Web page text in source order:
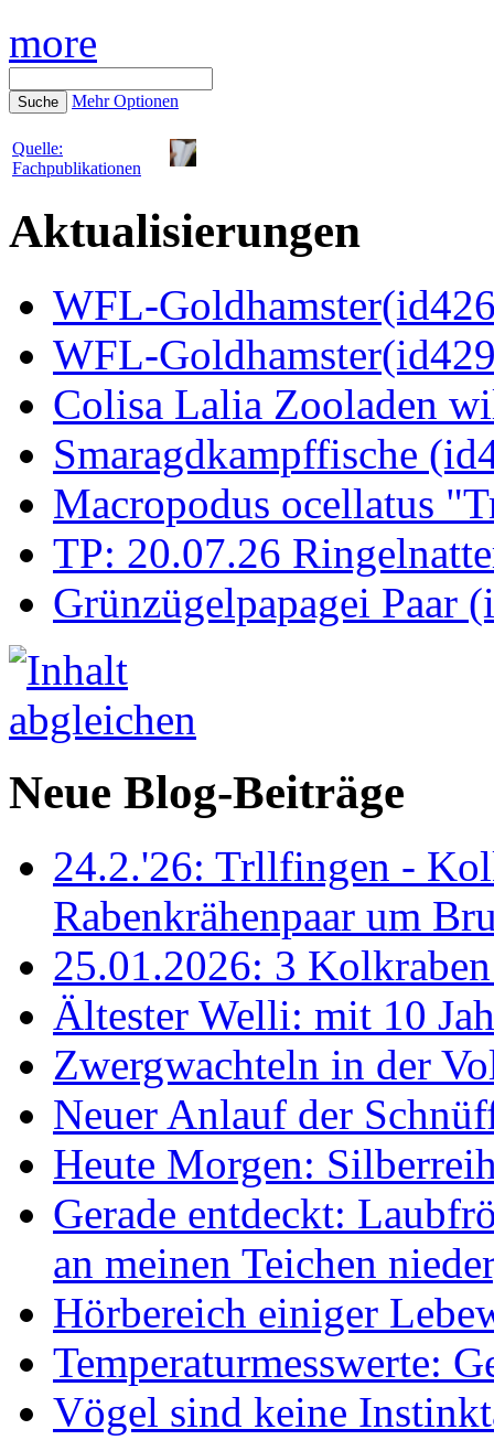
more
Mehr Optionen
Quelle:
Fachpublikationen
Aktualisierungen
WFL-
WFL-
Colisa Lalia Zooladen
Smaragdkampffische
Macropodus ocellatus
TP: 20.07.26
Grünzügelpapagei Paar
Neue Blog-Beiträge
24.2.'26: Trllfingen -
Rabenkrähenpaar um
25.01.2026: 3
Ältester Welli: mit 10
Zwergwachteln in der
Neuer Anlauf der
Heute Morgen:
Gerade entdeckt:
an meinen Teichen
Hörbereich einiger
Temperaturmesswerte:
Vögel sind keine